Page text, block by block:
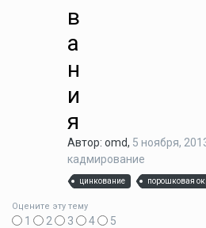
в
а
н
и
я
Автор: omd, 5 ноября,
кадмирование
цинкование порошковая
Оцените эту тему
1 2 3 4 5